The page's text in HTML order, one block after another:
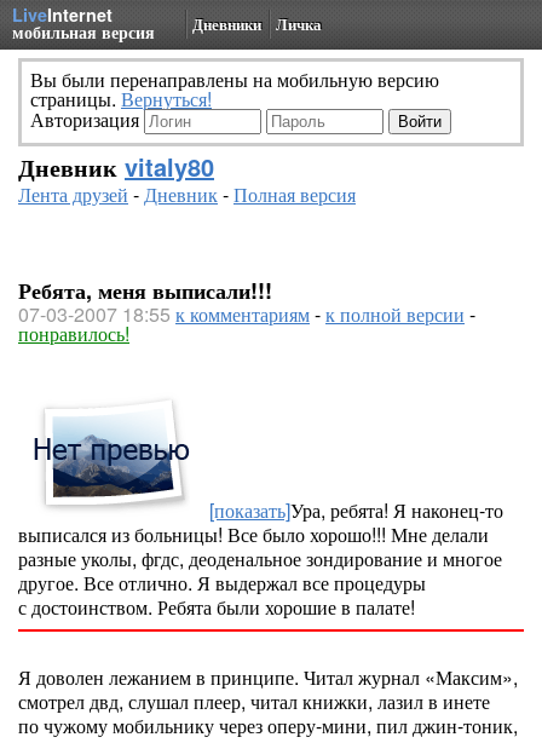
LiveInternet
мобильная версия Дневники Личка
Вы были перенаправлены на мобильную версию
страницы. Вернуться!
Авторизация
Дневник vitaly80
Лента друзей -Дневник-Полная версия
Ребята, меня выписали!!!
07-03-2007 18:55 к комментариям-к полной версии -
понравилось!
[показать]Ура, ребята! Я наконец-то
выписался из больницы! Все было хорошо!!! Мне делали
разные уколы, фгдс, деоденальное зондирование и многое
другое. Все отлично. Я выдержал все процедуры
с достоинством. Ребята были хорошие в палате!
Я доволен лежанием в принципе. Читал журнал «Максим»,
смотрел двд, слушал плеер, читал книжки, лазил в инете
по чужому мобильнику через оперу-мини, пил джин-тоник,